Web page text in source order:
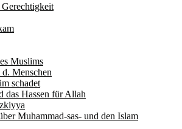
Muslims
d. Menschen
schadet
das Hassen für Allah
Muhammad-sas- und den Islam